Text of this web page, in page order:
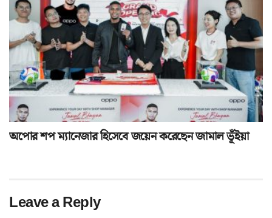
অপোর শপ ম্যানেজার হিসেবে জয়েন করেছেন জামাল ভূঁইয়া
Leave a Reply